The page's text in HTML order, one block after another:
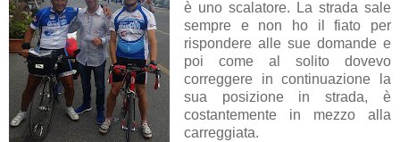
è uno scalatore. La strada sale
sempre e non ho il fiato per
rispondere alle sue domande e
poi come al solito dovevo
correggere in continuazione la
sua posizione in strada, è
costantemente in mezzo alla
carreggiata.